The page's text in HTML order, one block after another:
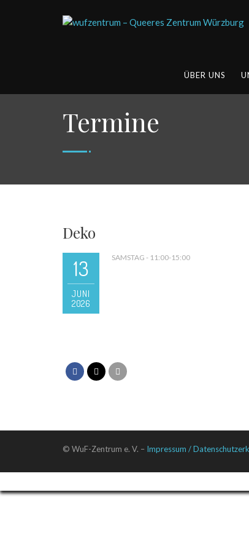
ÜBER UNS
Termine
Deko
13
JUNI
2026
SAMSTAG - 11:00-15:00
© WuF-Zentrum e. V. – Impressum /